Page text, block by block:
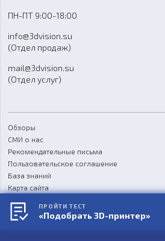
FAQ
ПН-ПТ 9:00-18:00
info@3dvision.su
(Отдел продаж)
mail@3dvision.su
(Отдел услуг)
Обзоры
СМИ о нас
Рекомендательные письма
Пользовательское соглашение
База знаний
Карта сайта
Согласие на обработку персональных данных
ПРОЙТИ ТЕСТ
«Подобрать 3D-принтер»